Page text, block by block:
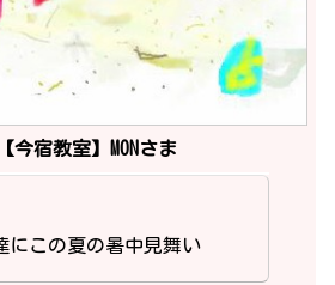
今宿教室】MONさま
にこの夏の暑中見舞い